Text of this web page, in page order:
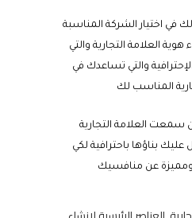
في اختيار الشركة المناسبة
هوية العلامة التجارية والتي
والتي تساعدك في
المناسب لك
العلامة التجارية
عليك بناؤها باحترافية لكي
عن منافسيك